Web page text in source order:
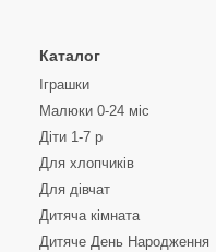
Каталог
Іграшки
Малюки 0-24 міс
Діти 1-7 р
Для хлопчиків
Для дівчат
Дитяча кімната
Дитяче День Народження